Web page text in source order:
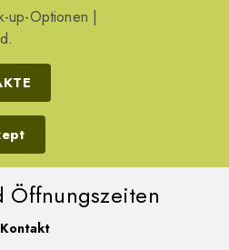
up-Optionen |
Öffnungszeiten
Kontakt